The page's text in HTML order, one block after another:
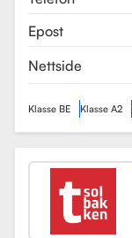
Epost
Nettside
Klasse BE Klasse A2